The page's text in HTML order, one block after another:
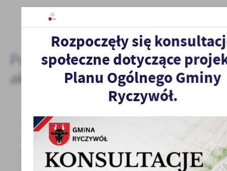
Pozostałe
aktualności
19 - 04 - 2024
Centrum Integracji Społecznej w Ryczywole
poszukuje kandydata na wolne stanowisko
pracy: INSTRUKTOR REINTEGRACJI
Rozpoczęły się
społeczne dotyczące
Planu Ogólnego Gminy
Ryczywół.